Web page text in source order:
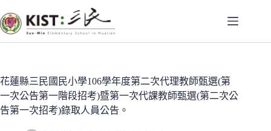
至
主
容
花蓮縣三民國民小學106學年度第二次代理教師甄選(第
一次公告第一階段招考)暨第一次代課教師甄選(第二次公
告第一次招考)錄取人員公告。